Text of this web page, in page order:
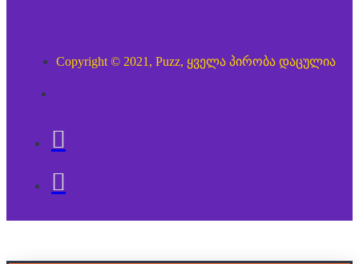
Copyright © 2021, Puzz, ყველა პირობა დაცულია